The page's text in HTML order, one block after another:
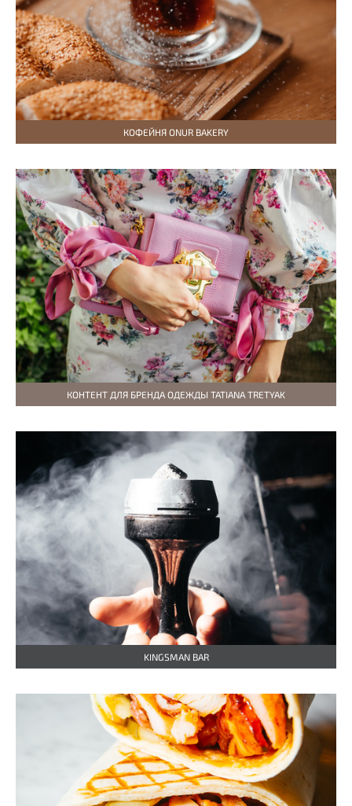
КОФЕЙНЯ ONUR BAKERY
КОНТЕНТ ДЛЯ БРЕНДА ОДЕЖДЫ TATIANA TRETYAK
KINGSMAN BAR